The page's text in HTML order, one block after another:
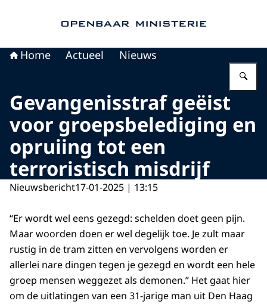
Home Actueel Nieuws
Gevangenisstraf geëist
voor groepsbelediging en
opruiing tot een
terroristisch misdrijf
Nieuwsbericht17-01-2025 | 13:15
“Er wordt wel eens gezegd: schelden doet geen pijn.
Maar woorden doen er wel degelijk toe. Je zult maar
rustig in de tram zitten en vervolgens worden er
allerlei nare dingen tegen je gezegd en wordt een hele
groep mensen weggezet als demonen.” Het gaat hier
om de uitlatingen van een 31-jarige man uit Den Haag